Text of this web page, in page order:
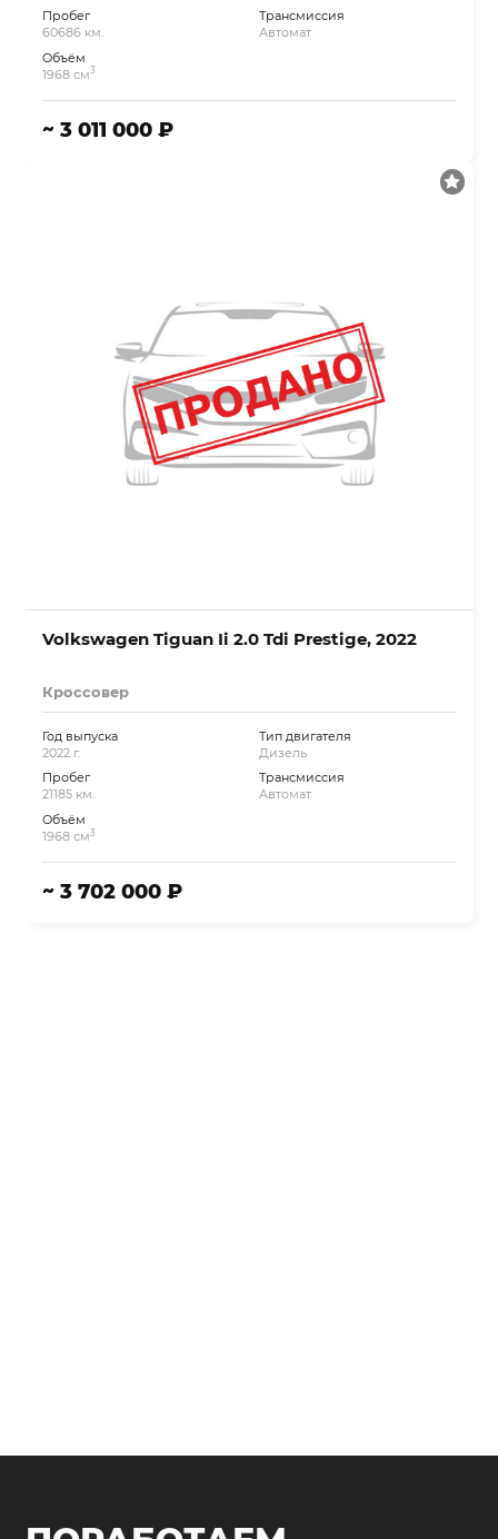
Пробег
60686 км.
Объём
1968 см3
Трансмиссия
Автомат
~ 3 011 000 ₽
Volkswagen Tiguan Ii 2.0 Tdi Prestige, 2022
Кроссовер
Год выпуска
2022 г.
Пробег
21185 км.
Объём
1968 см3
Тип двигателя
Дизель
Трансмиссия
Автомат
~ 3 702 000 ₽